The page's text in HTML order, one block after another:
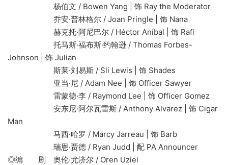
杨伯文 / Bowen Yang | 饰 Ray the Moderator
乔安·普林格尔 / Joan Pringle | 饰 Nana
赫克托·阿尼巴尔 / Héctor Aníbal | 饰 Rafi
托马斯·福布斯·约翰逊 / Thomas Forbes-
Johnson | 饰 Julian
斯莱·刘易斯 / Sli Lewis | 饰 Shades
亚当·尼 / Adam Nee | 饰 Officer Sawyer
雷蒙德·李 / Raymond Lee | 饰 Officer Gomez
安东尼·阿尔瓦雷斯 / Anthony Alvarez | 饰 Cigar
Man
马西·哈罗 / Marcy Jarreau | 饰 Barb
瑞恩·贾德 / Ryan Judd | 配 PA Announcer
◎编 剧 奥伦·尤济尔 / Oren Uziel